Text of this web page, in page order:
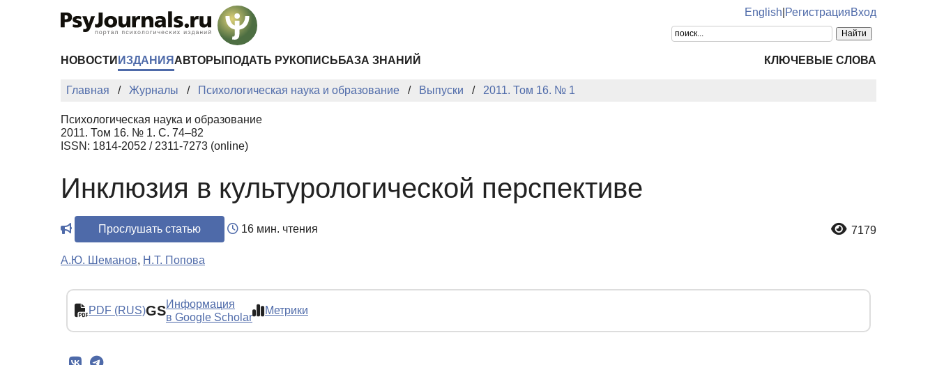
English РегистрацияВход
НОВОСТИ ИЗДАНИЯ АВТОРЫ ПОДАТЬ РУКОПИСЬ БАЗА ЗНАНИЙ КЛЮЧЕВЫЕ СЛОВА
Главная Журналы Психологическая наука и образование Выпуски 2011. Том 16. № 1
Психологическая наука и образование
2011. Том 16. № 1. С. 74–82
ISSN: 1814-2052 / 2311-7273 (online)
Инклюзия в культурологической перспективе
Прослушать статью 16 мин. чтения 7179
А.Ю. Шеманов, Н.Т. Попова
PDF (RUS)GSИнформация
в Google Scholar
Метрики